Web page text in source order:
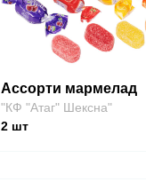
Ассорти мармелад
"КФ "Атаг" Шексна"
2шт